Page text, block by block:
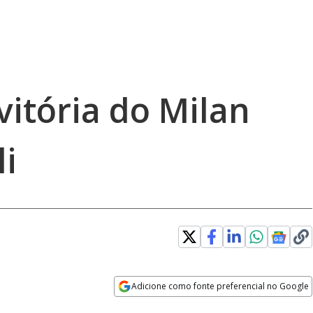
do Milan
Adicione como fonte preferencial no Google